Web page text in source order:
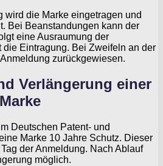
wird die Marke eingetragen und
Bei Beanstandungen kann der
eine Ausraumung der
die Eintragung. Bei Zweifeln an der
zurückgewiesen.
Verlängerung einer
Deutschen Patent- und
Marke 10 Jahre Schutz. Dieser
der Anmeldung. Nach Ablauf
möglich.